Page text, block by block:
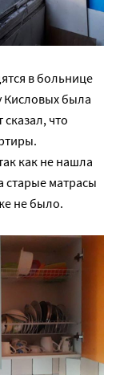
в больнице
Кисловых была
что
как не нашла
старые матрасы
не было.